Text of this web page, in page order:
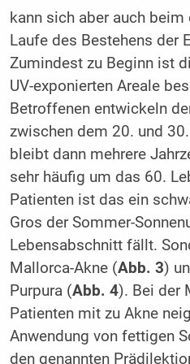
kann sich aber auch
Laufe des Bestehens der
Zumindest zu Beginn ist
UV-exponierten Areale
Betroffenen entwickeln
zwischen dem 20. und
bleibt dann mehrere
sehr häufig um das 60.
Patienten ist das ein
Gros der Sommer-
Lebensabschnitt fällt.
Mallorca-Akne (Abb. 3)
Purpura (Abb. 4). Bei der
Patienten mit zu Akne
Anwendung von fettigen
den genannten